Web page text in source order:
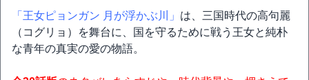
「王女ピョンガン 月が浮かぶ川」 は、三国時代の高句麗
（コグリョ）を舞台に、国を守るために戦う王女と純朴
な青年の真実の愛の物語。